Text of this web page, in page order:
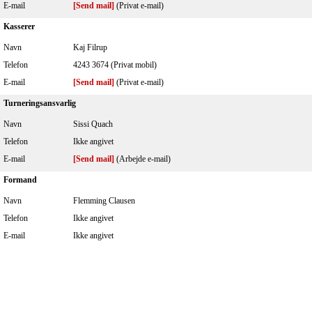
E-mail
[Send mail] (Privat e-mail)
Kasserer
Navn
Kaj Filrup
Telefon
4243 3674 (Privat mobil)
E-mail
[Send mail] (Privat e-mail)
Turneringsansvarlig
Navn
Sissi Quach
Telefon
Ikke angivet
E-mail
[Send mail] (Arbejde e-mail)
Formand
Navn
Flemming Clausen
Telefon
Ikke angivet
E-mail
Ikke angivet